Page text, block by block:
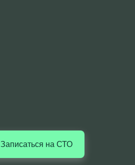
Записаться на СТО